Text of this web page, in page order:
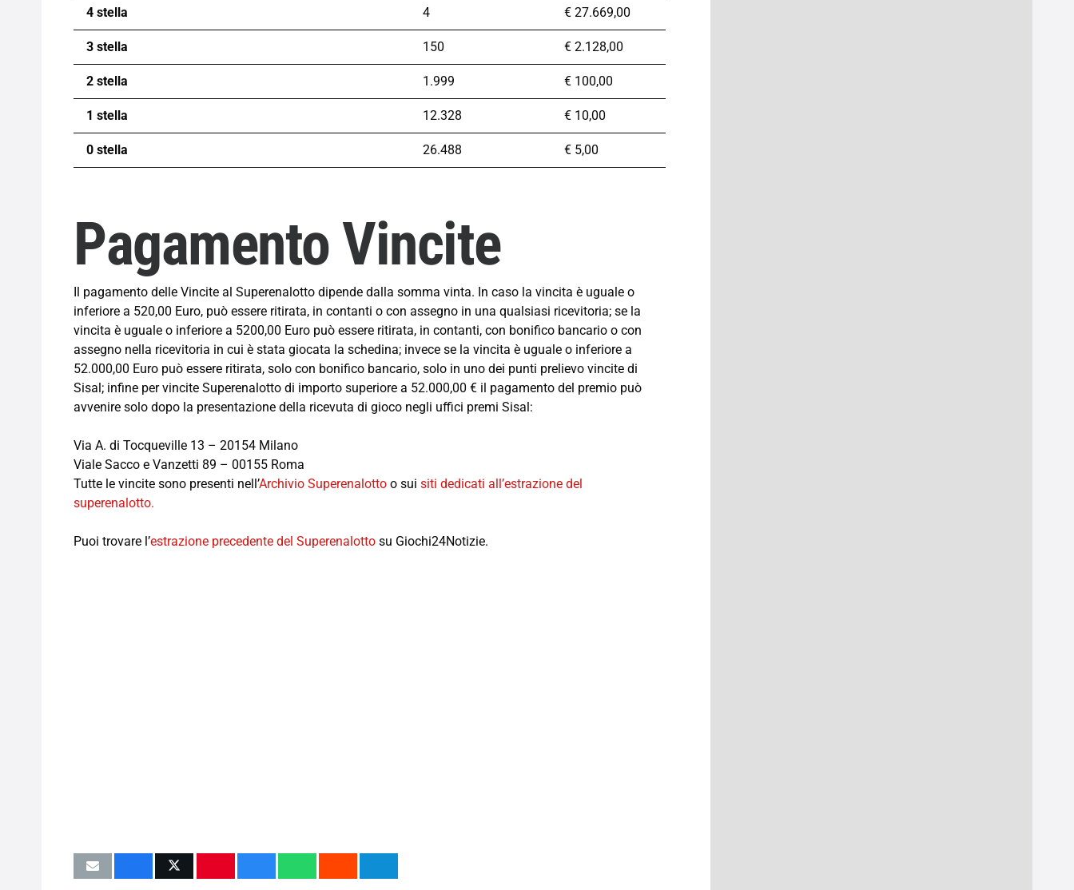
4 stella 4 € 27.669,00
3 stella 150 € 2.128,00
2 stella 1.999 € 100,00
1 stella 12.328 € 10,00
0 stella 26.488 € 5,00
Pagamento Vincite
Il pagamento delle Vincite al Superenalotto dipende dalla somma vinta. In caso la vincita è uguale o
inferiore a 520,00 Euro, può essere ritirata, in contanti o con assegno in una qualsiasi ricevitoria; se la
vincita è uguale o inferiore a 5200,00 Euro può essere ritirata, in contanti, con bonifico bancario o con
assegno nella ricevitoria in cui è stata giocata la schedina; invece se la vincita è uguale o inferiore a
52.000,00 Euro può essere ritirata, solo con bonifico bancario, solo in uno dei punti prelievo vincite di
Sisal; infine per vincite Superenalotto di importo superiore a 52.000,00 € il pagamento del premio può
avvenire solo dopo la presentazione della ricevuta di gioco negli uffici premi Sisal:
Via A. di Tocqueville 13 – 20154 Milano
Viale Sacco e Vanzetti 89 – 00155 Roma
Tutte le vincite sono presenti nell’Archivio Superenalotto o sui siti dedicati all’estrazione del
superenalotto.
Puoi trovare l’estrazione precedente del Superenalotto su Giochi24Notizie.